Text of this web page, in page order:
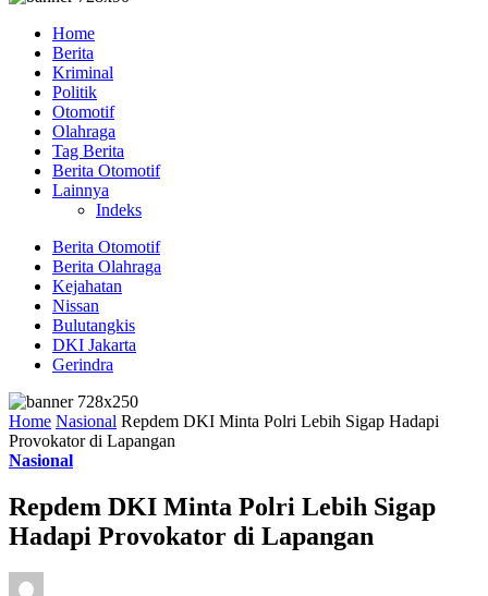
Home
Berita
Kriminal
Politik
Otomotif
Olahraga
Tag Berita
Berita Otomotif
Lainnya
Indeks
Berita Otomotif
Berita Olahraga
Kejahatan
Nissan
Bulutangkis
DKI Jakarta
Gerindra
Home Nasional Repdem DKI Minta Polri Lebih Sigap Hadapi
Provokator di Lapangan
Nasional
Repdem DKI Minta Polri Lebih Sigap
Hadapi Provokator di Lapangan